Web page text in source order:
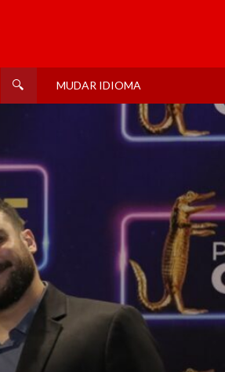
MUDAR IDIOMA